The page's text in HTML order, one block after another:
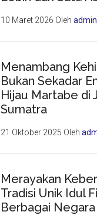
10 Maret 2026 Olehadmin
Menambang
Bukan Sekadar
Hijau Martabe di
Sumatra
21 Oktober 2025 Oleh
Merayakan
Tradisi Unik Idul
Berbagai Negara